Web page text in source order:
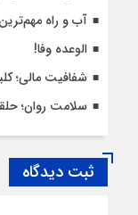
آب و راه
الوعده وفا!
شفافیت مالی؛
سلامت روان؛
ثبت دیدگاه